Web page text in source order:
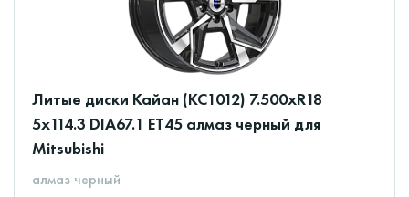
Литые диски Кайан (КС1012) 7.500xR18
5x114.3 DIA67.1 ET45 алмаз черный для
Mitsubishi
алмаз черный